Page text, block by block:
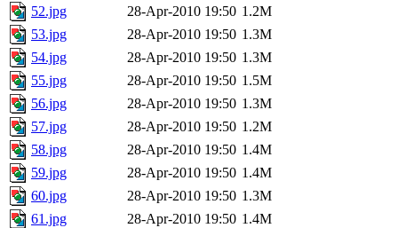
52.jpg
28-Apr-2010 19:50 1.2M
53.jpg
28-Apr-2010 19:50 1.3M
54.jpg
28-Apr-2010 19:50 1.3M
55.jpg
28-Apr-2010 19:50 1.5M
56.jpg
28-Apr-2010 19:50 1.3M
57.jpg
28-Apr-2010 19:50 1.2M
58.jpg
28-Apr-2010 19:50 1.4M
59.jpg
28-Apr-2010 19:50 1.4M
60.jpg
28-Apr-2010 19:50 1.3M
61.jpg
28-Apr-2010 19:50 1.4M